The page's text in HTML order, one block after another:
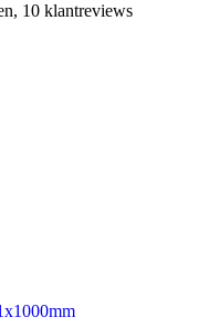
10 klantreviews